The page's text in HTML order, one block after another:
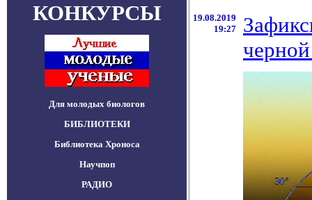
КОНКУРСЫ
Для молодых биологов
БИБЛИОТЕКИ
Библиотека Хроноса
Научпоп
РАДИО
19.08.2019
19:27